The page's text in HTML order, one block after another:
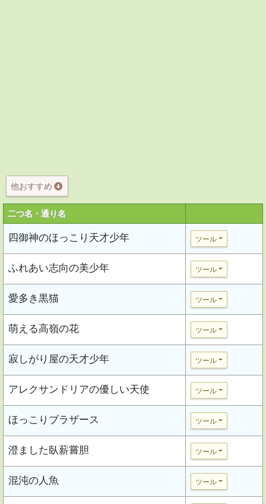
他おすすめ
二つ名・通り名
四御神のほっこり天才少年 ツール
ふれあい志向の美少年 ツール
愛多き黒猫 ツール
萌える高嶺の花 ツール
寂しがり屋の天才少年 ツール
アレクサンドリアの優しい天使 ツール
ほっこりブラザース ツール
澄ました臥薪嘗胆 ツール
混沌の人魚 ツール